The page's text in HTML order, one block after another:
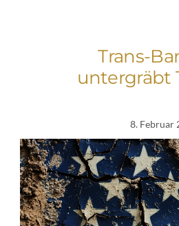
Trans-
untergräbt
8. Februar